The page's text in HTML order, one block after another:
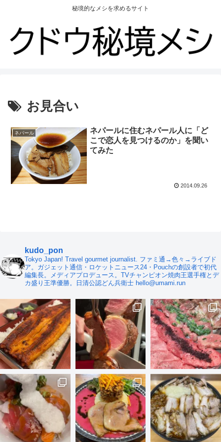
秘境的なメシを求めるサイト
お見合い
ネパール
ネパールに住むネパール人に「ど
こで恋人を見つけるのか」を聞い
てみた
2014.09.26
kudo_pon
Tokyo Japan! Travel gourmet journalist. ファミ通→色々→ライブド
ア。ガジェット通信・ロケットニュース24・Pouchの創設者で初代
編集長。メディアプロデュース。TVチャンピオン焼肉王選手権とデ
カ盛り王準優勝。日清公認どん兵衛士 hello@umami.run